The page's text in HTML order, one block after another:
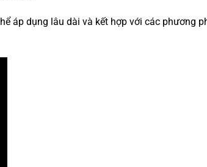
áp dụng lâu dài và kết hợp với các phương